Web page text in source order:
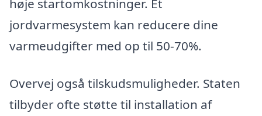
høje startomkostninger. Et
jordvarmesystem kan reducere dine
varmeudgifter med op til 50-70%.
Overvej også tilskudsmuligheder. Staten
tilbyder ofte støtte til installation af